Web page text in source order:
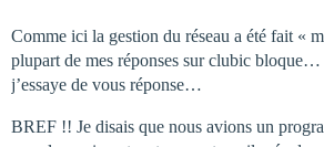
Comme ici la gestion du réseau a été fait «
plupart de mes réponses sur clubic
j’essaye de vous réponse…
BREF !! Je disais que nous avions un